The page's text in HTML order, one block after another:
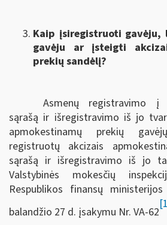
Kaip įsiregistruoti gavėju,
gavėju ar įsteigti
prekių sandėlį?
Asmenų registravimo į
sąrašą ir išregistravimo iš jo
apmokestinamų prekių
registruotų akcizais
sąrašą ir išregistravimo iš jo
Valstybinės mokesčių
Respublikos finansų
balandžio 27 d. įsakymu Nr. VA-62